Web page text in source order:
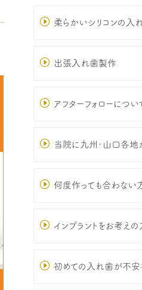
柔らかいシリコンの入
出張入れ歯製作
アフターフォローについ
当院に九州･山口各地
何度作っても合わない
インプラントをお考え
初めての入れ歯が不安